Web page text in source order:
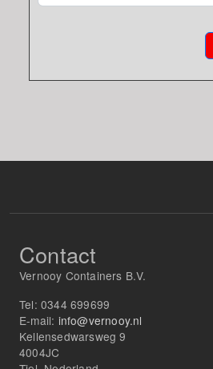
Contact
Vernooy Containers B.V.
Tel: 0344 699699
E-mail: info@vernooy.nl
Kellensedwarsweg 9
4004JC